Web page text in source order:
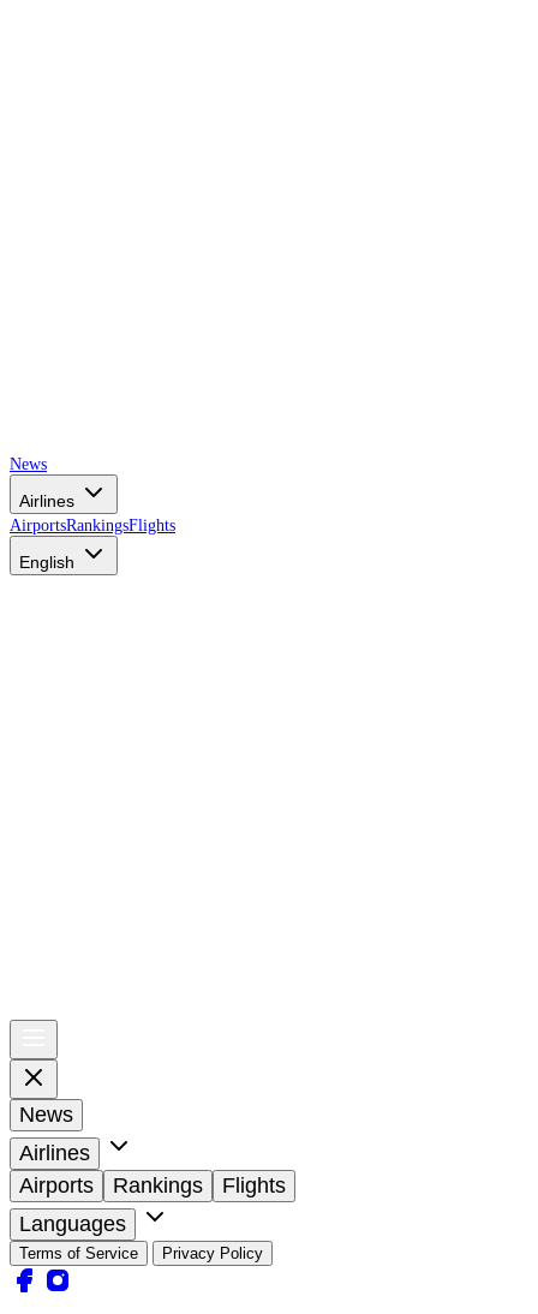
News
Airlines
AirportsRankingsFlights
English
News
Airlines
Airports
Rankings
Flights
Languages
Terms of Service Privacy Policy